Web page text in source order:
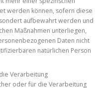
werden können, sofern diese
aufbewahrt werden und
Maßnahmen unterliegen,
Daten nicht
natürlichen Person
Verarbeitung
oder für die Verarbeitung